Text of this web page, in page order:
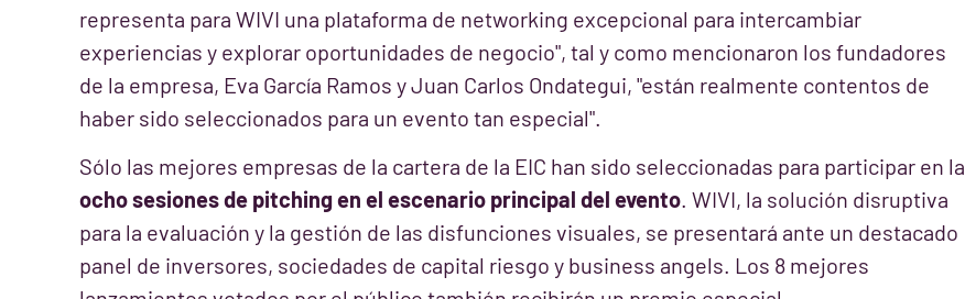
representa para WIVI una plataforma de networking excepcional para intercambiar
experiencias y explorar oportunidades de negocio", tal y como mencionaron los fundadores
de la empresa, Eva García Ramos y Juan Carlos Ondategui, "están realmente contentos de
haber sido seleccionados para un evento tan especial".
Sólo las mejores empresas de la cartera de la EIC han sido seleccionadas para participar en la
ocho sesiones de pitching en el escenario principal del evento. WIVI, la solución disruptiva
para la evaluación y la gestión de las disfunciones visuales, se presentará ante un destacado
panel de inversores, sociedades de capital riesgo y business angels. Los 8 mejores